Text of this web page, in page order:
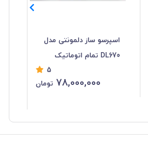
اسپرسو ساز دلمونتی مدل
DL670 تمام اتوماتیک
5
78,000,000 تومان